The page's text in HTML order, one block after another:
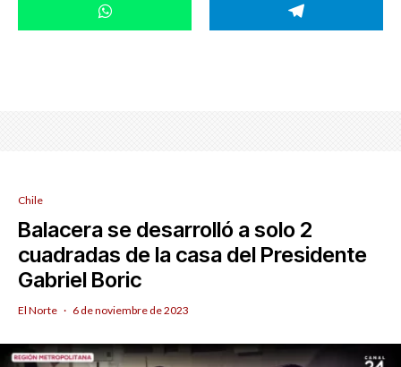
Chile
Balacera se desarrolló a solo 2
cuadradas de la casa del Presidente
Gabriel Boric
El Norte · 6 de noviembre de 2023